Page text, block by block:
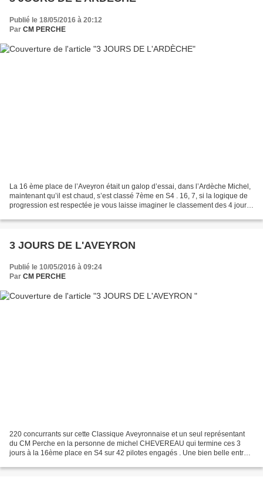
Publié le 18/05/2016 à 20:12
Par CM PERCHE
La 16 ème place de l’Aveyron était un galop d’essai, dans l’Ardèche Michel,
maintenant qu’il est chaud, s’est classé 7ème en S4 . 16, 7, si la logique de
progression est respectée je vous laisse imaginer le classement des 4 jours
3 JOURS DE L'AVEYRON
Publié le 10/05/2016 à 09:24
Par CM PERCHE
220 concurrants sur cette Classique Aveyronnaise et un seul représentant
du CM Perche en la personne de michel CHEVEREAU qui termine ces 3
jours à la 16ème place en S4 sur 42 pilotes engagés . Une bien belle entrée